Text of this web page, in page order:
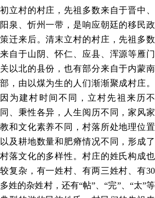
初立村的村庄，先祖多数来自于晋中、
阳泉、忻州一带，是响应朝廷的移民政
策迁来后。清末立村的村庄，先祖多数
来自于山阴、怀仁、应县、浑源等雁门
关以北的县份，也有部分来自于内蒙南
部，由以煤为生的人们渐渐聚成村庄。
因为建村时间不同，立村先祖来历不
同、秉性各异，人生阅历不同，家风家
教和文化素养不同，村落所处地理位置
以及耕地数量和肥瘠情况不同，形成了
村落文化的多样性。村庄的姓氏构成也
较复杂，有一姓村、有两三姓村、有30
多姓的杂姓村，还有“帖”、“完”、 “太”等